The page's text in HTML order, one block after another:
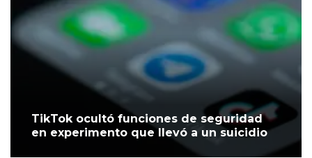
TikTok ocultó funciones de seguridad
en experimento que llevó a un suicidio